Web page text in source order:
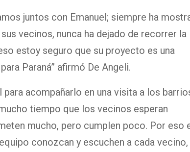
juntos con Emanuel; siempre ha
vecinos, nunca ha dejado de recorrer la
estoy seguro que su proyecto es una
Paraná” afirmó De Angeli.
acompañarlo en una visita a los
tiempo que los vecinos esperan
mucho, pero cumplen poco. Por eso
conozcan y escuchen a cada vecino,